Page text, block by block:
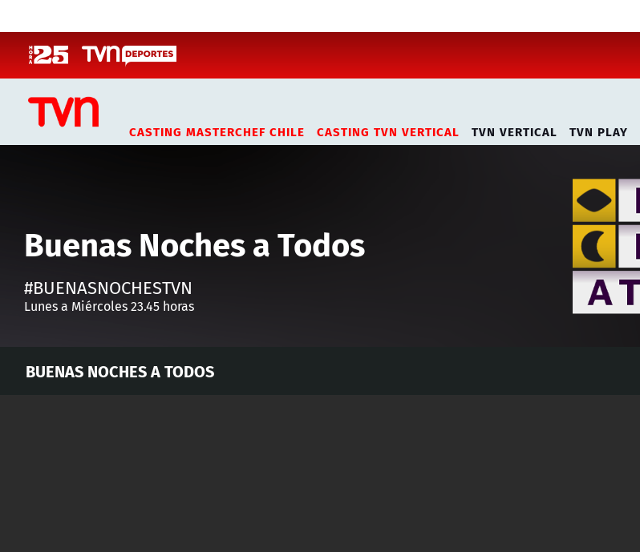
CASTING MASTERCHEF CHILE CASTING TVN VERTICAL TVN VERTICAL TVN PLAY
Buenas Noches a Todos
#BUENASNOCHESTVN
Lunes a Miércoles 23.45 horas
BUENAS NOCHES A TODOS